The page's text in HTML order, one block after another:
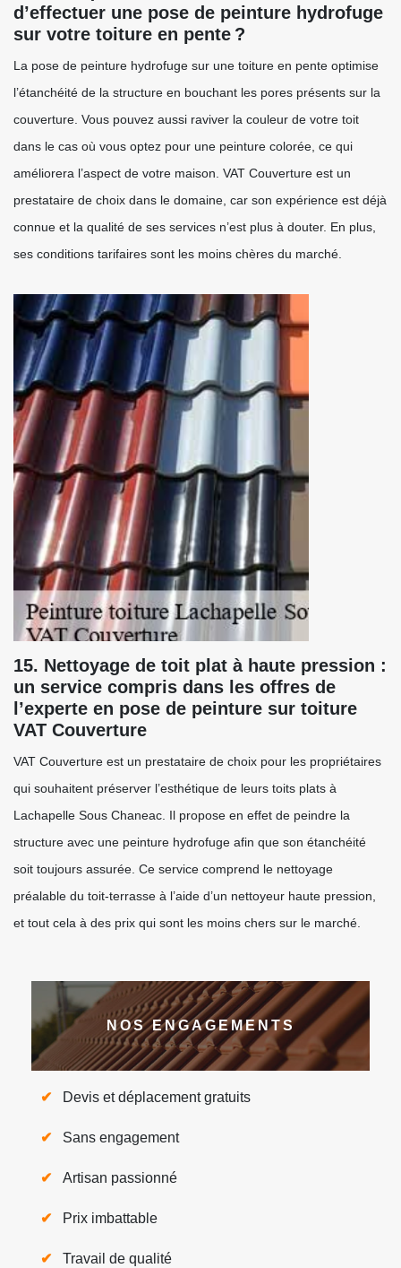
d’effectuer une pose de peinture hydrofuge
sur votre toiture en pente ?
La pose de peinture hydrofuge sur une toiture en pente optimise
l’étanchéité de la structure en bouchant les pores présents sur la
couverture. Vous pouvez aussi raviver la couleur de votre toit
dans le cas où vous optez pour une peinture colorée, ce qui
améliorera l’aspect de votre maison. VAT Couverture est un
prestataire de choix dans le domaine, car son expérience est déjà
connue et la qualité de ses services n’est plus à douter. En plus,
ses conditions tarifaires sont les moins chères du marché.
15. Nettoyage de toit plat à haute pression :
un service compris dans les offres de
l’experte en pose de peinture sur toiture
VAT Couverture
VAT Couverture est un prestataire de choix pour les propriétaires
qui souhaitent préserver l’esthétique de leurs toits plats à
Lachapelle Sous Chaneac. Il propose en effet de peindre la
structure avec une peinture hydrofuge afin que son étanchéité
soit toujours assurée. Ce service comprend le nettoyage
préalable du toit-terrasse à l’aide d’un nettoyeur haute pression,
et tout cela à des prix qui sont les moins chers sur le marché.
NOS ENGAGEMENTS
Devis et déplacement gratuits
Sans engagement
Artisan passionné
Prix imbattable
Travail de qualité